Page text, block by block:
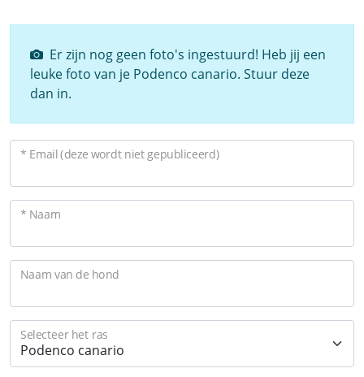
Er zijn nog geen foto's ingestuurd! Heb jij een
leuke foto van je Podenco canario. Stuur deze
dan in.
* Email (deze wordt niet gepubliceerd)
* Naam
Naam van de hond
Selecteer het ras